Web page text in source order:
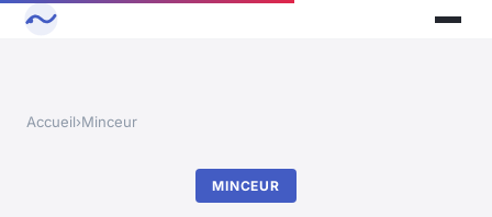
Accueil›Minceur
MINCEUR